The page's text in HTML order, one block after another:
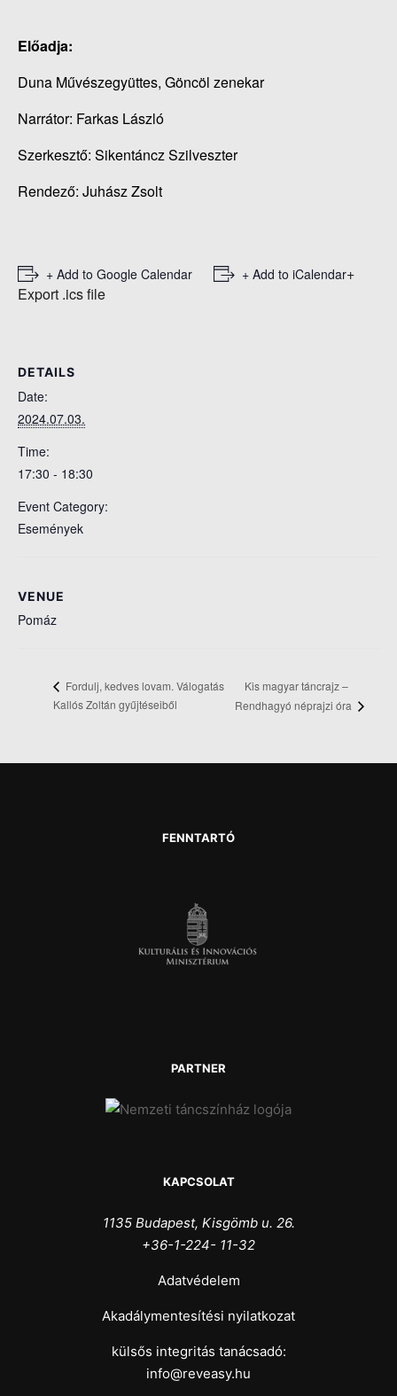
Előadja:
Duna Művészegyüttes, Göncöl zenekar
Narrátor: Farkas László
Szerkesztő: Sikentáncz Szilveszter
Rendező: Juhász Zsolt
+ Add to Google Calendar + Add to iCalendar+
Export .ics file
DETAILS
Date:
2024.07.03.
Time:
17:30 - 18:30
Event Category:
Események
VENUE
Pomáz
Fordulj, kedves lovam. Válogatás
Kallós Zoltán gyűjtéseiből
Kis magyar táncrajz –
Rendhagyó néprajzi óra
FENNTARTÓ
PARTNER
KAPCSOLAT
1135 Budapest, Kisgömb u. 26.
+36-1-224- 11-32
Adatvédelem
Akadálymentesítési nyilatkozat
külsős integritás tanácsadó:
info@reveasy.hu